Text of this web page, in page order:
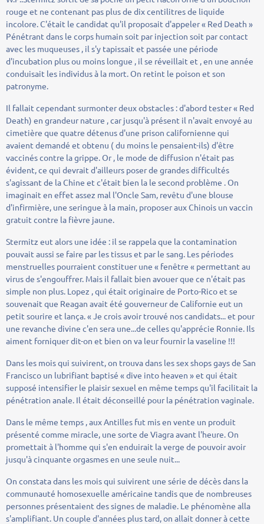
rouge et ne contenant pas plus de dix centilitres de liquide
incolore. C'était le candidat qu'il proposait d'appeler « Red Death »
Pénétrant dans le corps humain soit par injection soit par contact
avec les muqueuses , il s'y tapissait et passée une période
d'incubation plus ou moins longue , il se réveillait et , en une année
conduisait les individus à la mort. On retint le poison et son
patronyme.
Il fallait cependant surmonter deux obstacles : d'abord tester « Red
Death) en grandeur nature , car jusqu'à présent il n'avait envoyé au
cimetière que quatre détenus d'une prison californienne qui
avaient demandé et obtenu ( du moins le pensaient-ils) d'être
vaccinés contre la grippe. Or , le mode de diffusion n'était pas
évident, ce qui devrait d'ailleurs poser de grandes difficultés
s'agissant de la Chine et c'était bien la le second problème . On
imaginait en effet assez mal l'Oncle Sam, revêtu d'une blouse
d'infirmière, une seringue à la main, proposer aux Chinois un vaccin
gratuit contre la fièvre jaune.
Stermitz eut alors une idée : il se rappela que la contamination
pouvait aussi se faire par les tissus et par le sang. Les périodes
menstruelles pourraient constituer une « fenêtre « permettant au
virus de s'engouffrer. Mais il fallait bien avouer que ce n'était pas
simple non plus. Lopez , qui était originaire de Porto-Rico et se
souvenait que Reagan avait été gouverneur de Californie eut un
petit sourire et lança. « Je crois avoir trouvé nos candidats... et pour
une revanche divine c'en sera une...de celles qu'apprécie Ronnie. Ils
aiment forniquer dit-on et bien on va leur fournir la vaseline !!!
Dans les mois qui suivirent, on trouva dans les sex shops gays de San
Francisco un lubrifiant baptisé « dive into heaven » et qui était
supposé intensifier le plaisir sexuel en même temps qu'il facilitait la
pénétration anale. Il était déconseillé pour la pénétration vaginale.
Dans le même temps , aux Antilles fut mis en vente un produit
présenté comme miracle, une sorte de Viagra avant l'heure. On
promettait à l'homme qui s'en enduirait la verge de pouvoir avoir
jusqu'à cinquante orgasmes en une seule nuit...
On constata dans les mois qui suivirent une série de décès dans la
communauté homosexuelle américaine tandis que de nombreuses
personnes présentaient des signes de maladie. Le phénomène alla
s'amplifiant. Un couple d'années plus tard, on allait donner à cette